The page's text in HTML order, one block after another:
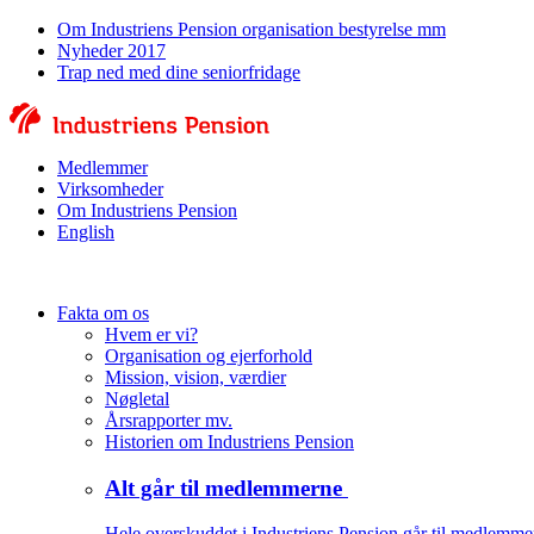
Om Industriens Pension organisation bestyrelse mm
Nyheder 2017
Trap ned med dine seniorfridage
Medlemmer
Virksomheder
Om Industriens Pension
English
Fakta om os
Hvem er vi?
Organisation og ejerforhold
Mission, vision, værdier
Nøgletal
Årsrapporter mv.
Historien om Industriens Pension
Alt går til medlemmerne